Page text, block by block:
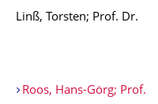
Linß, Torsten; Prof. Dr.
Roos, Hans-Görg; Prof.